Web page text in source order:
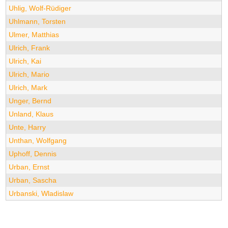
Uhlig, Wolf-Rüdiger
Uhlmann, Torsten
Ulmer, Matthias
Ulrich, Frank
Ulrich, Kai
Ulrich, Mario
Ulrich, Mark
Unger, Bernd
Unland, Klaus
Unte, Harry
Unthan, Wolfgang
Uphoff, Dennis
Urban, Ernst
Urban, Sascha
Urbanski, Wladislaw